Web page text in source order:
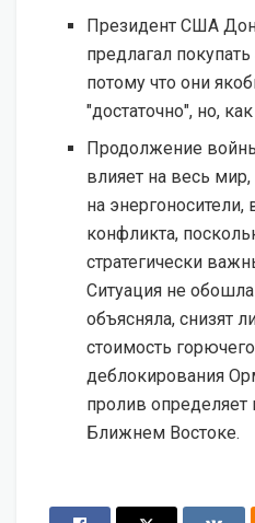
Президент США
предлагал
потому что они
"достаточно", но,
Продолжение
влияет на весь
на
конфликта,
стратегически
Ситуация не
объясняла, снизят
стоимость
деблокирования
пролив
Ближнем Востоке.